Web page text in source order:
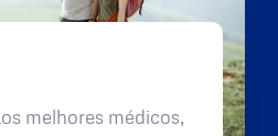
melhores médicos,